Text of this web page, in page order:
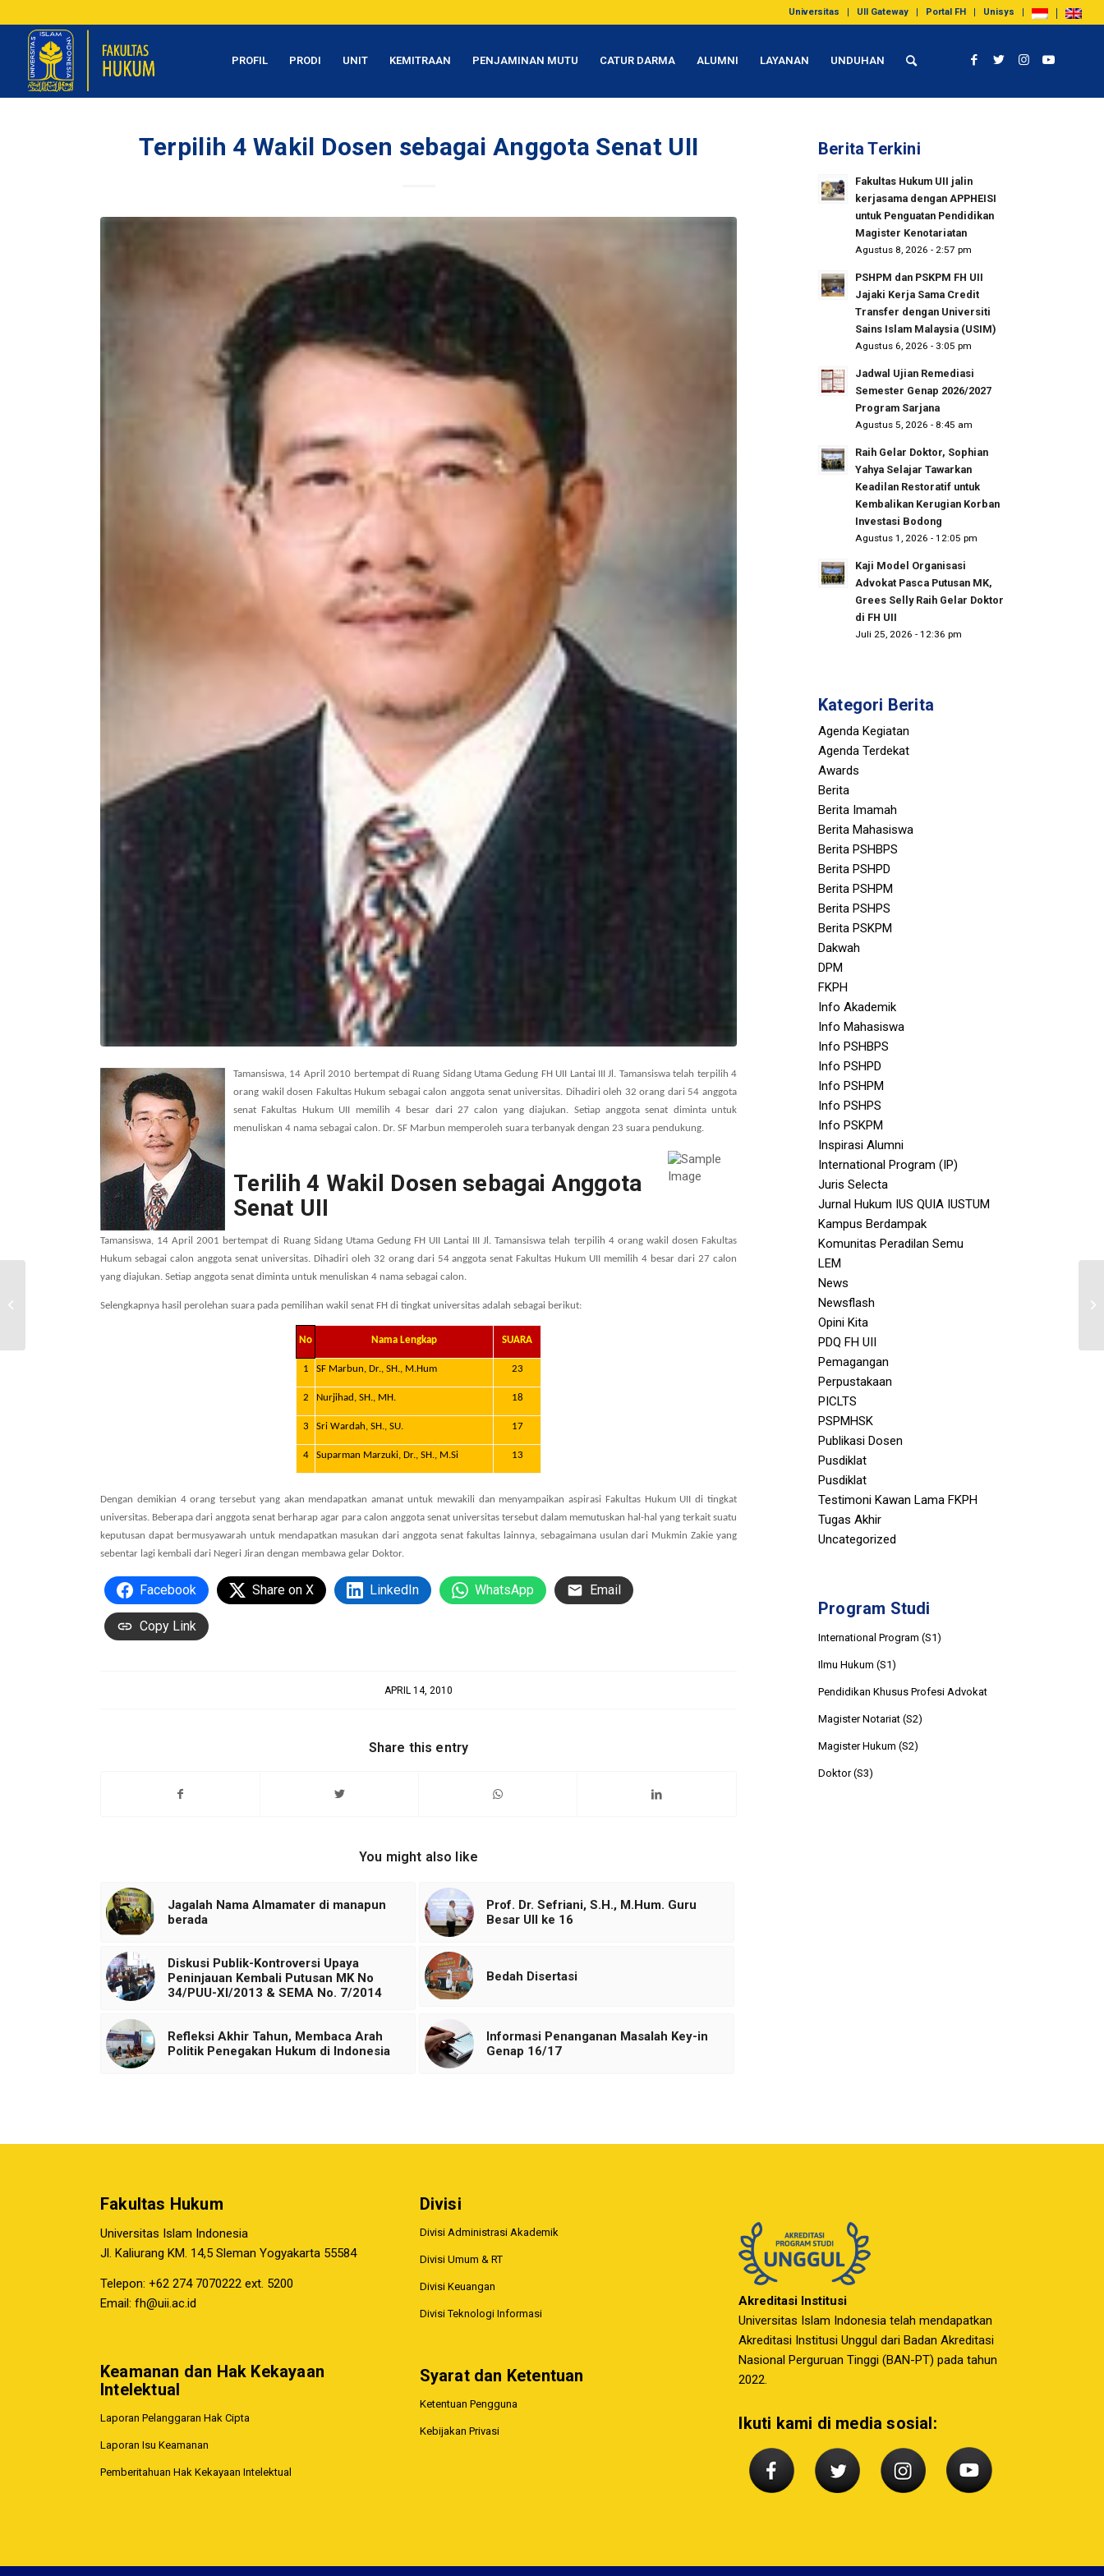
Universitas UII Gateway Portal FH Unisys
PROFIL PRODI UNIT KEMITRAAN PENJAMINAN MUTU CATUR DARMA ALUMNI LAYANAN UNDUHAN
Terpilih 4 Wakil Dosen sebagai Anggota Senat UII
Tamansiswa, 14 April 2010 bertempat di Ruang Sidang Utama Gedung FH UII Lantai III Jl. Tamansiswa telah terpilih 4
orang wakil dosen Fakultas Hukum sebagai calon anggota senat universitas. Dihadiri oleh 32 orang dari 54 anggota
senat Fakultas Hukum UII memilih 4 besar dari 27 calon yang diajukan. Setiap anggota senat diminta untuk
menuliskan 4 nama sebagai calon. Dr. SF Marbun memperoleh suara terbanyak dengan 23 suara pendukung.
Terilih 4 Wakil Dosen sebagai Anggota
Senat UII
Tamansiswa, 14 April 2001 bertempat di Ruang Sidang Utama Gedung FH UII Lantai III Jl. Tamansiswa telah terpilih 4 orang wakil dosen Fakultas
Hukum sebagai calon anggotasenat universitas. Dihadiri oleh 32 orang dari 54 anggota senat Fakultas Hukum UII memilih 4 besar dari 27 calon
yang diajukan. Setiap anggota senat diminta untuk menuliskan 4 nama sebagai calon.
Selengkapnya hasil perolehan suara pada pemilihan wakil senat FH di tingkat universitas adalah sebagai berikut:
No Nama Lengkap SUARA
1 SF Marbun, Dr., SH., M.Hum 23
2 Nurjihad, SH., MH. 18
3 Sri Wardah, SH., SU. 17
4 Suparman Marzuki, Dr., SH., M.Si 13
Dengan demikian 4 orang tersebut yang akan mendapatkan amanat untuk mewakili dan menyampaikan aspirasi Fakultas Hukum UII di tingkat
universitas. Beberapa dari anggota senat berharap agar para calon anggota senat universitas tersebut dalam memutuskan hal-hal yang terkait suatu
keputusan dapat bermusyawarah untuk mendapatkan masukan dari anggota senat fakultas lainnya, sebagaimana usulan dari Mukmin Zakie yang
sebentar lagi kembali dari Negeri Jiran dengan membawa gelar Doktor.
Facebook Share on X LinkedIn WhatsApp Email
Copy Link
APRIL 14, 2010
Share this entry
You might also like
Jagalah Nama Almamater di manapun
berada
Prof. Dr. Sefriani, S.H., M.Hum. Guru
Besar UII ke 16
Diskusi Publik-Kontroversi Upaya
Peninjauan Kembali Putusan MK No
34/PUU-XI/2013 & SEMA No. 7/2014
Bedah Disertasi
Refleksi Akhir Tahun, Membaca Arah
Politik Penegakan Hukum di Indonesia
Informasi Penanganan Masalah Key-in
Genap 16/17
Berita Terkini
Fakultas Hukum UII jalin
kerjasama dengan APPHEISI
untuk Penguatan Pendidikan
Magister Kenotariatan
Agustus 8, 2026 - 2:57 pm
PSHPM dan PSKPM FH UII
Jajaki Kerja Sama Credit
Transfer dengan Universiti
Sains Islam Malaysia (USIM)
Agustus 6, 2026 - 3:05 pm
Jadwal Ujian Remediasi
Semester Genap 2026/2027
Program Sarjana
Agustus 5, 2026 - 8:45 am
Raih Gelar Doktor, Sophian
Yahya Selajar Tawarkan
Keadilan Restoratif untuk
Kembalikan Kerugian Korban
Investasi Bodong
Agustus 1, 2026 - 12:05 pm
Kaji Model Organisasi
Advokat Pasca Putusan MK,
Grees Selly Raih Gelar Doktor
di FH UII
Juli 25, 2026 - 12:36 pm
Kategori Berita
Agenda Kegiatan
Agenda Terdekat
Awards
Berita
Berita Imamah
Berita Mahasiswa
Berita PSHBPS
Berita PSHPD
Berita PSHPM
Berita PSHPS
Berita PSKPM
Dakwah
DPM
FKPH
Info Akademik
Info Mahasiswa
Info PSHBPS
Info PSHPD
Info PSHPM
Info PSHPS
Info PSKPM
Inspirasi Alumni
International Program (IP)
Juris Selecta
Jurnal Hukum IUS QUIA IUSTUM
Kampus Berdampak
Komunitas Peradilan Semu
LEM
News
Newsflash
Opini Kita
PDQ FH UII
Pemagangan
Perpustakaan
PICLTS
PSPMHSK
Publikasi Dosen
Pusdiklat
Pusdiklat
Testimoni Kawan Lama FKPH
Tugas Akhir
Uncategorized
Program Studi
International Program (S1)
Ilmu Hukum (S1)
Pendidikan Khusus Profesi Advokat
Magister Notariat (S2)
Magister Hukum (S2)
Doktor (S3)
Fakultas Hukum
Universitas Islam Indonesia
Jl. Kaliurang KM. 14,5 Sleman Yogyakarta 55584
Telepon: +62 274 7070222 ext. 5200
Email: fh@uii.ac.id
Keamanan dan Hak Kekayaan
Intelektual
Laporan Pelanggaran Hak Cipta
Laporan Isu Keamanan
Pemberitahuan Hak Kekayaan Intelektual
Divisi
Divisi Administrasi Akademik
Divisi Umum & RT
Divisi Keuangan
Divisi Teknologi Informasi
Syarat dan Ketentuan
Ketentuan Pengguna
Kebijakan Privasi
Akreditasi Institusi
Universitas Islam Indonesia telah mendapatkan
Akreditasi Institusi Unggul dari Badan Akreditasi
Nasional Perguruan Tinggi (BAN-PT) pada tahun
2022.
Ikuti kami di media sosial: